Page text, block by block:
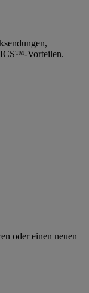
Vorteilen.
oder einen neuen